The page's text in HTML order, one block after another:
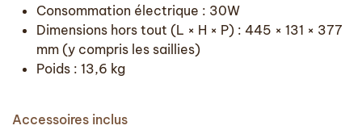
Consommation électrique : 30W
Dimensions hors tout (L × H × P) : 445 × 131 × 377
mm (y compris les saillies)
Poids : 13,6 kg
Accessoires inclus